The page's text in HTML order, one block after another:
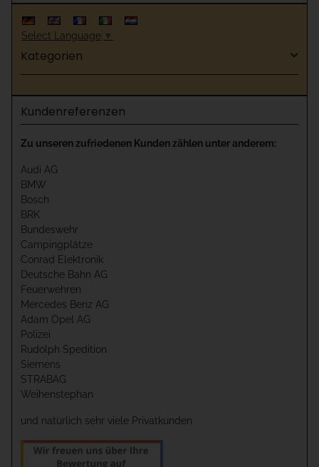
Select Language ▼
Kategorien
Kundenreferenzen
Zu unseren zufriedenen Kunden zählen unter anderem:
Audi AG
BMW
Bosch
BRK
Bundeswehr
Campingplätze
Conrad Elektronik
Deutsche Bahn AG
Feuerwehren
Mercedes Benz AG
Adam Opel AG
Polizei
Rudolph Spedition
Siemens
STRABAG
Weihenstephan
und natürlich sehr viele Privatkunden